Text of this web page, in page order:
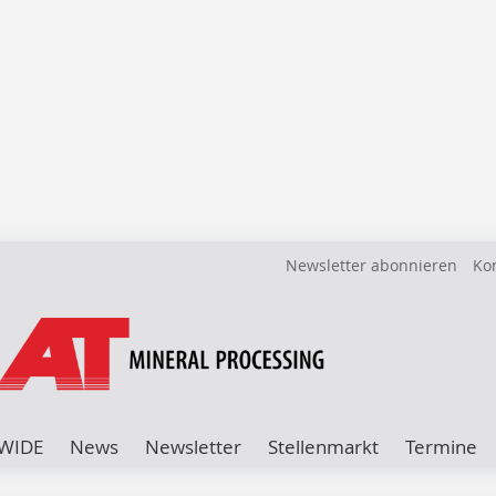
Newsletter abonnieren
News Newsletter Stellenmarkt Termine